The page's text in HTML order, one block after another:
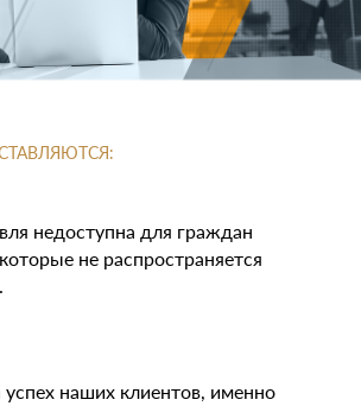
наших клиентов, именно
недоступна для граждан
не распространяется